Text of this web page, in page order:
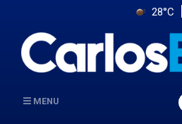
28°C
MENU